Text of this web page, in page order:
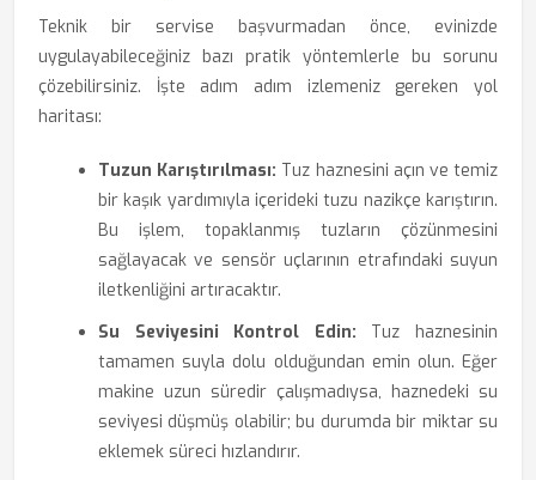
Teknik bir servise başvurmadan önce, evinizde
uygulayabileceğiniz bazı pratik yöntemlerle bu sorunu
çözebilirsiniz. İşte adım adım izlemeniz gereken yol
haritası:
Tuzun Karıştırılması: Tuz haznesini açın ve temiz
bir kaşık yardımıyla içerideki tuzu nazikçe karıştırın.
Bu işlem, topaklanmış tuzların çözünmesini
sağlayacak ve sensör uçlarının etrafındaki suyun
iletkenliğini artıracaktır.
Su Seviyesini Kontrol Edin: Tuz haznesinin
tamamen suyla dolu olduğundan emin olun. Eğer
makine uzun süredir çalışmadıysa, haznedeki su
seviyesi düşmüş olabilir; bu durumda bir miktar su
eklemek süreci hızlandırır.